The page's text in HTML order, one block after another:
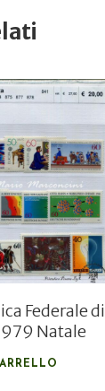
Federale di
Natale